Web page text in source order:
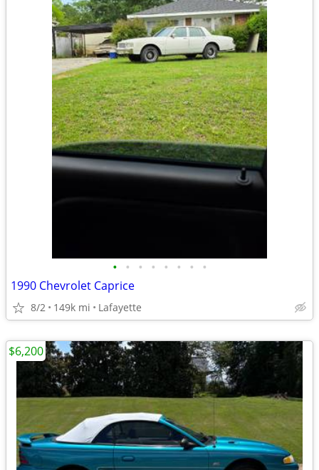
• • • • • • • •
1990 Chevrolet Caprice
8/2 149k mi Lafayette
$6,200